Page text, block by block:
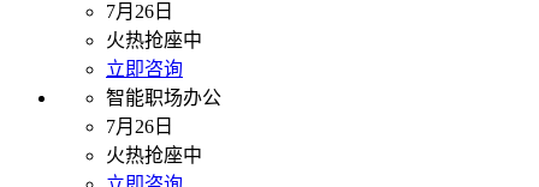
7月26日
火热抢座中
立即咨询
智能职场办公
7月26日
火热抢座中